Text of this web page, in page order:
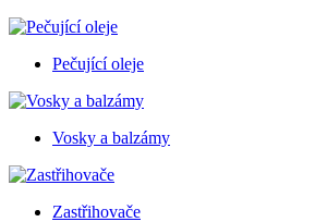
Pečující oleje
Vosky a balzámy
Zastřihovače